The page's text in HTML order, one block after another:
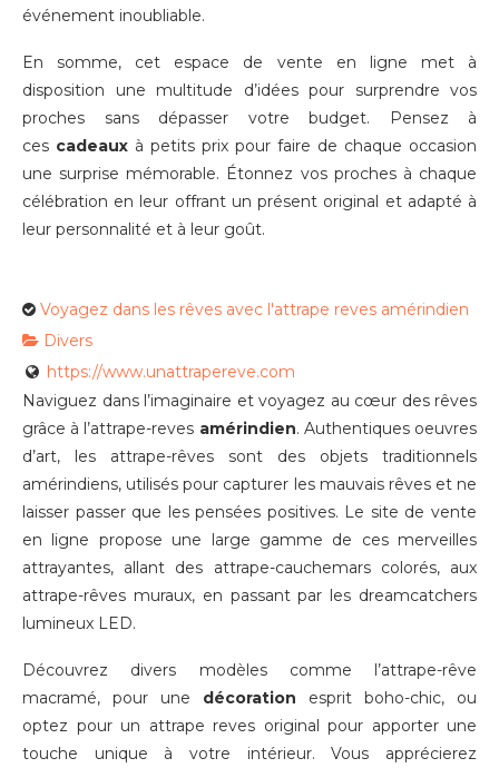
événement inoubliable.
En somme, cet espace de vente en ligne met à
disposition une multitude d’idées pour surprendre vos
proches sans dépasser votre budget. Pensez à
ces cadeaux à petits prix pour faire de chaque occasion
une surprise mémorable. Étonnez vos proches à chaque
célébration en leur offrant un présent original et adapté à
leur personnalité et à leur goût.
Voyagez dans les rêves avec l'attrape reves amérindien
Divers
https://www.unattrapereve.com
Naviguez dans l’imaginaire et voyagez au cœur des rêves
grâce à l’attrape-reves amérindien. Authentiques oeuvres
d’art, les attrape-rêves sont des objets traditionnels
amérindiens, utilisés pour capturer les mauvais rêves et ne
laisser passer que les pensées positives. Le site de vente
en ligne propose une large gamme de ces merveilles
attrayantes, allant des attrape-cauchemars colorés, aux
attrape-rêves muraux, en passant par les dreamcatchers
lumineux LED.
Découvrez divers modèles comme l’attrape-rêve
macramé, pour une décoration esprit boho-chic, ou
optez pour un attrape reves original pour apporter une
touche unique à votre intérieur. Vous apprécierez